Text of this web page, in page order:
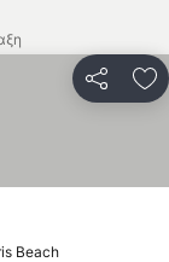
Beach